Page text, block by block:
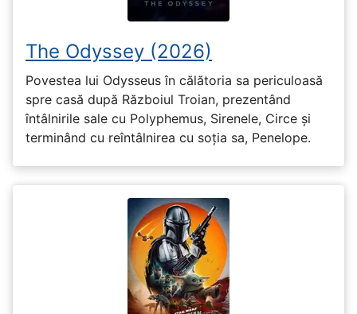
The Odyssey (2026)
Povestea lui Odysseus în călătoria sa periculoasă
spre casă după Războiul Troian, prezentând
întâlnirile sale cu Polyphemus, Sirenele, Circe și
terminând cu reîntâlnirea cu soția sa, Penelope.